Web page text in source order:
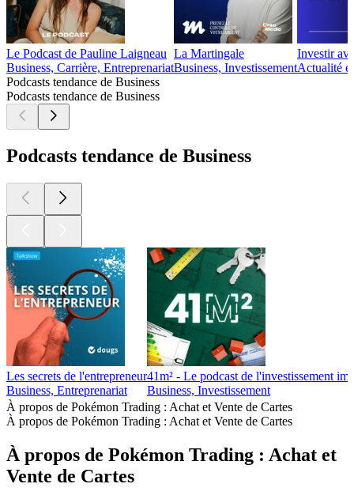
Le Podcast de Pauline Laigneau
Business, Carrière, Entreprenariat
La Martingale
Business, Investissement
Investir
Actualité
Podcasts tendance de Business
Podcasts tendance de Business
Podcasts tendance de Business
Les secrets de l'entrepreneur
Business, Entreprenariat
41m² - Le podcast de l'investissement
Business, Investissement
À propos de Pokémon Trading : Achat et Vente de Cartes
À propos de Pokémon Trading : Achat et Vente de Cartes
À propos de Pokémon Trading : Achat et
Vente de Cartes